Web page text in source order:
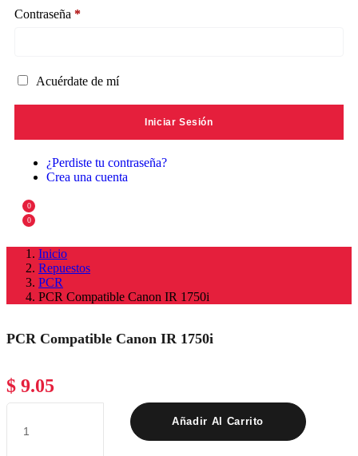
Contraseña *
Acuérdate de mí
¿Perdiste tu contraseña?
Crea una cuenta
0
0
Inicio
Repuestos
PCR
PCR Compatible Canon IR 1750i
PCR Compatible Canon IR 1750i
$ 9.05
Añadir Al Carrito